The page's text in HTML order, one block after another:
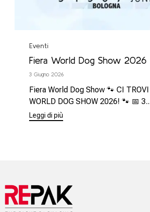
Categoria
Eventi
Fiera World Dog Show 2026
3 Giugno 2026
Fiera World Dog Show 🐾 CI
WORLD DOG SHOW 2026! 🐾 📅
Leggi di più